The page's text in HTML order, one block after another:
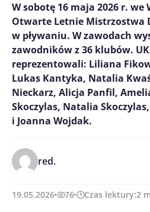
W sobotę 16 maja 2026 r. we
Otwarte Letnie Mistrzostwa
w pływaniu. W zawodach
zawodników z 36 klubów.
reprezentowali: Liliana
Lukas Kantyka, Natalia
Nieckarz, Alicja Panfil,
Skoczylas, Natalia
i Joanna Wojdak.
red.
19.05.2026 76 Czas lektury:2